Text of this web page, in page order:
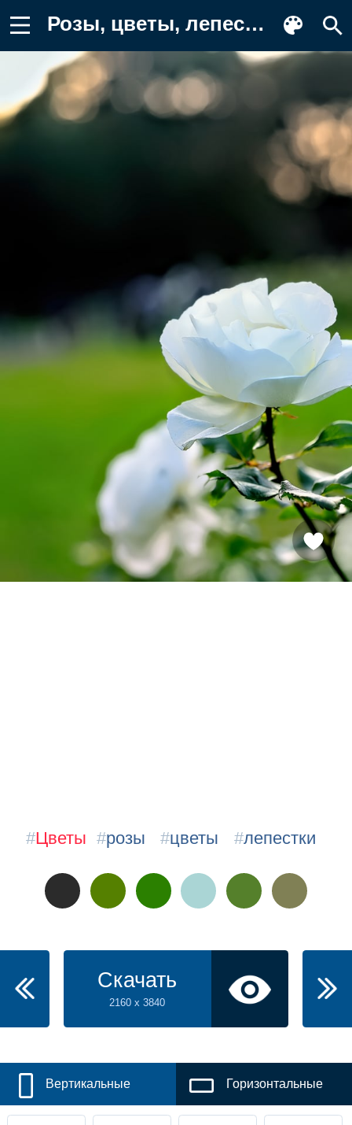
Розы, цветы, лепестки Картинка для телефона
#Цветы #розы #цветы #лепестки
Скачать
2160 x 3840
Вертикальные Горизонтальные